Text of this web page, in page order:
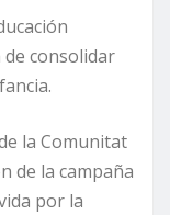
consolidar
la Comunitat
de la campaña
por la